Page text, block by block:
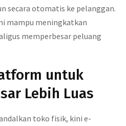
secara otomatis ke pelanggan.
mampu meningkatkan
memperbesar peluang
untuk
Lebih Luas
toko fisik, kini e-